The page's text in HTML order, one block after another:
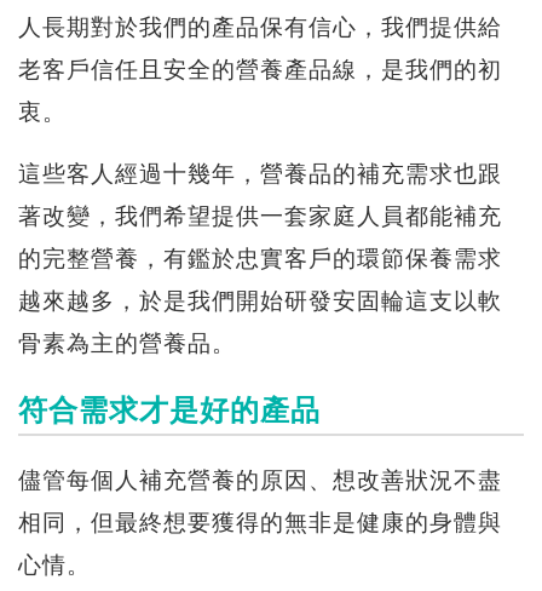
人長期對於我們的產品保有信心，我們提供給
老客戶信任且安全的營養產品線，是我們的初
衷。
這些客人經過十幾年，營養品的補充需求也跟
著改變，我們希望提供一套家庭人員都能補充
的完整營養，有鑑於忠實客戶的環節保養需求
越來越多，於是我們開始研發安固輪這支以軟
骨素為主的營養品。
符合需求才是好的產品
儘管每個人補充營養的原因、想改善狀況不盡
相同，但最終想要獲得的無非是健康的身體與
心情。